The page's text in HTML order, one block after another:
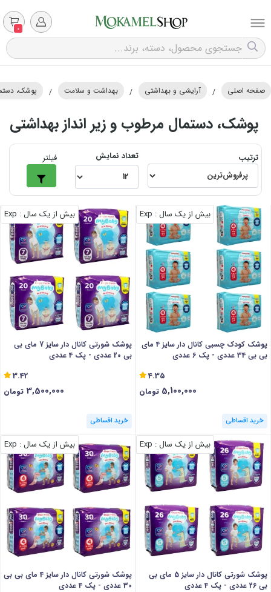
0
صفحه اصلی / آرایشی و بهداشتی / بهداشت و سلامت / پوشک،
پوشک، دستمال مرطوب و زیر انداز بهداشتی
ترتیب تعداد نمایش فیلتر
بیش از یک سال : Exp
پوشک کودک چسبی کانال دار سایز 4 مای
بی بی 34 عددی - پک 6 عددی
4.35
5,100,000 تومان
خرید اقساطی
بیش از یک سال : Exp
پوشک شورتی کانال دار سایز 7 مای بی
بی 20 عددی - پک 4 عددی
3.42
3,500,000 تومان
خرید اقساطی
بیش از یک سال : Exp
پوشک شورتی کانال دار سایز 5 مای بی
بی 26 عددی - پک 4 عددی
بیش از یک سال : Exp
پوشک شورتی کانال دار سایز 4 مای بی بی
30 عددی - پک 4 عددی